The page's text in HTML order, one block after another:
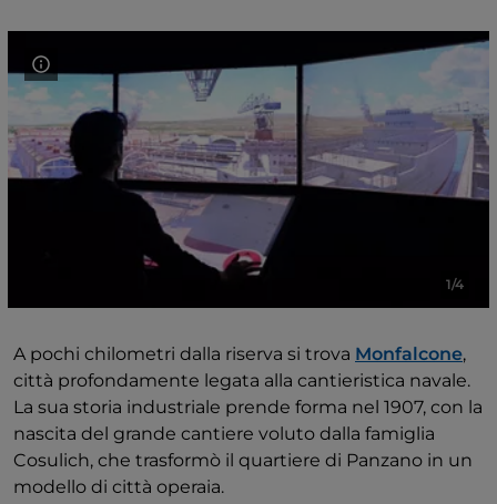
1/4
A pochi chilometri dalla riserva si trova Monfalcone,
città profondamente legata alla cantieristica navale.
La sua storia industriale prende forma nel 1907, con la
nascita del grande cantiere voluto dalla famiglia
Cosulich, che trasformò il quartiere di Panzano in un
modello di città operaia.